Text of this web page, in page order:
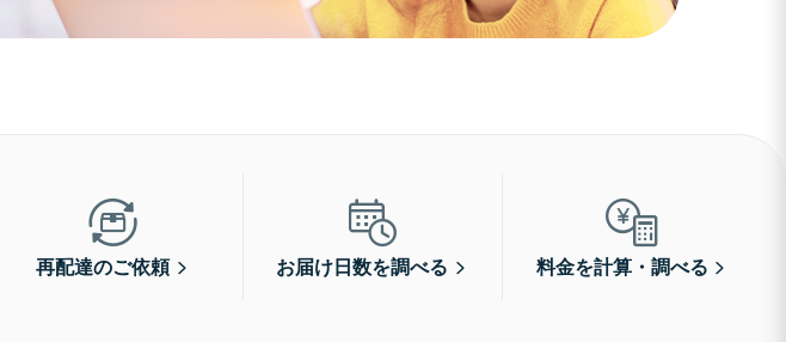
再配達のご依頼 お届け日数を調べる 料金を計算・調べる